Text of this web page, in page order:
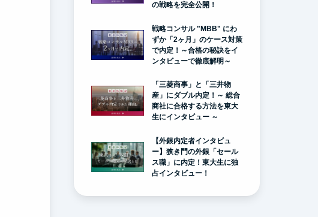
の戦略を完全公開！
戦略コンサル "MBB" にわ
ずか「2ヶ月」のケース対策
で内定！～合格の秘訣をイ
ンタビューで徹底解明～
「三菱商事」と「三井物
産」にダブル内定！～ 総合
商社に合格する方法を東大
生にインタビュー ～
【外銀内定者インタビュ
ー】狭き門の外銀「セール
ス職」に内定！東大生に独
占インタビュー！